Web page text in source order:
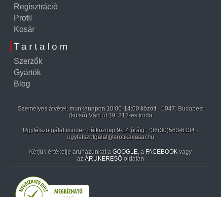
Regisztráció
Profil
Kosár
Tartalom
Szerzők
Gyártók
Blog
Személyes átvétel: munkanapon 10:00-14:00 között · 1047, Budapest
(külső) Váci út 19. 312-es iroda
Ügyfélszolgálat minden hétköznap 9-14 óráig: +36(30)563-6134 ·
ugyfelszolgalat@erotikavasar.hu
Kérjük értékelje áruházunkat a GOOGLE, a FACEBOOK vagy
az ÁRUKERESŐ oldalán